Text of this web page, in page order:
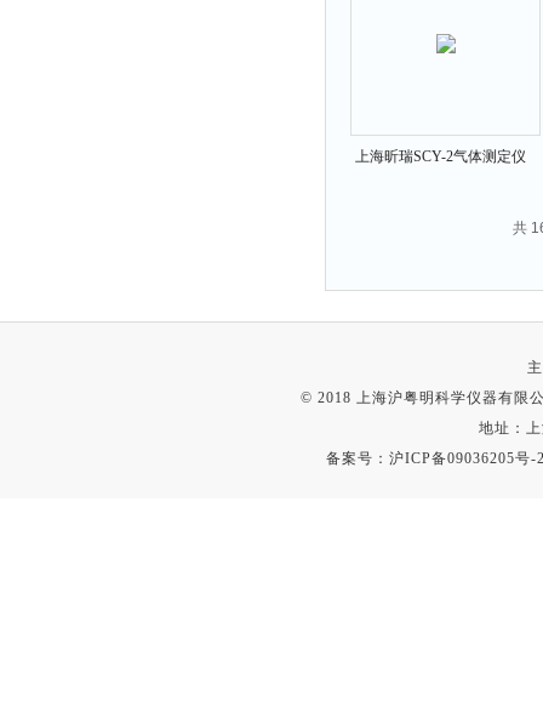
上海昕瑞SCY-2气体测定仪
共
© 2018 上海沪粤明科学仪器有限
地址：
备案号：沪ICP备09036205号-